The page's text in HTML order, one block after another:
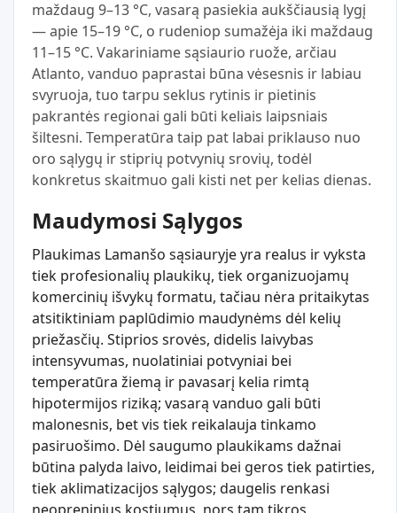
maždaug 9–13 °C, vasarą pasiekia aukščiausią lygį
— apie 15–19 °C, o rudeniop sumažėja iki maždaug
11–15 °C. Vakariniame sąsiaurio ruože, arčiau
Atlanto, vanduo paprastai būna vėsesnis ir labiau
svyruoja, tuo tarpu seklus rytinis ir pietinis
pakrantės regionai gali būti keliais laipsniais
šiltesni. Temperatūra taip pat labai priklauso nuo
oro sąlygų ir stiprių potvynių srovių, todėl
konkretus skaitmuo gali kisti net per kelias dienas.
Maudymosi Sąlygos
Plaukimas Lamanšo sąsiauryje yra realus ir vyksta
tiek profesionalių plaukikų, tiek organizuojamų
komercinių išvykų formatu, tačiau nėra pritaikytas
atsitiktiniam paplūdimio maudynėms dėl kelių
priežasčių. Stiprios srovės, didelis laivybas
intensyvumas, nuolatiniai potvyniai bei
temperatūra žiemą ir pavasarį kelia rimtą
hipotermijos riziką; vasarą vanduo gali būti
malonesnis, bet vis tiek reikalauja tinkamo
pasiruošimo. Dėl saugumo plaukikams dažnai
būtina palyda laivo, leidimai bei geros tiek patirties,
tiek aklimatizacijos sąlygos; daugelis renkasi